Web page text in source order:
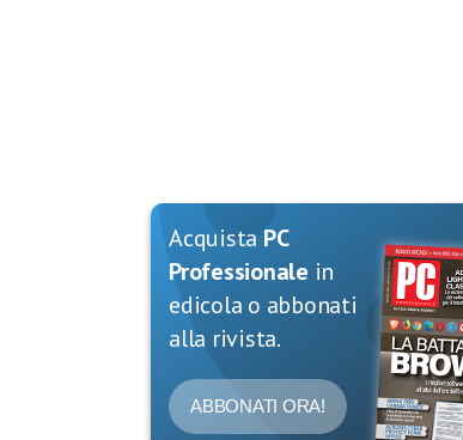
Acquista PC
Professionale in
edicola o abbonati
alla rivista.
ABBONATI ORA!